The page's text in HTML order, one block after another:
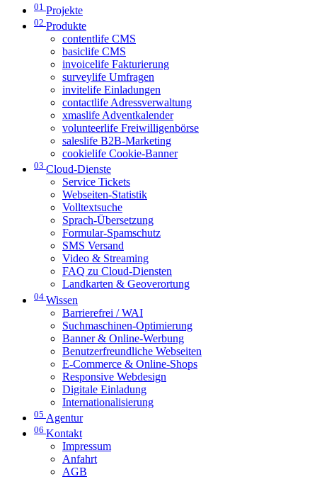
01 Projekte
02 Produkte
contentlife CMS
basiclife CMS
invoicelife Fakturierung
surveylife Umfragen
invitelife Einladungen
contactlife Adressverwaltung
xmaslife Adventkalender
volunteerlife Freiwilligenbörse
saleslife B2B-Marketing
cookielife Cookie-Banner
03 Cloud-Dienste
Service Tickets
Webseiten-Statistik
Volltextsuche
Sprach-Übersetzung
Formular-Spamschutz
SMS Versand
Video & Streaming
FAQ zu Cloud-Diensten
Landkarten & Geoverortung
04 Wissen
Barrierefrei / WAI
Suchmaschinen-Optimierung
Banner & Online-Werbung
Benutzerfreundliche Webseiten
E-Commerce & Online-Shops
Responsive Webdesign
Digitale Einladung
Internationalisierung
05 Agentur
06 Kontakt
Impressum
Anfahrt
AGB